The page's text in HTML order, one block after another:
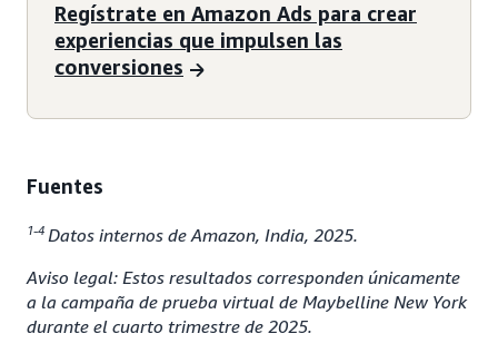
Regístrate en Amazon Ads para crear
experiencias que impulsen las
conversiones
Fuentes
1-4 Datos internos de Amazon, India, 2025.
Aviso legal: Estos resultados corresponden únicamente
a la campaña de prueba virtual de Maybelline New York
durante el cuarto trimestre de 2025.